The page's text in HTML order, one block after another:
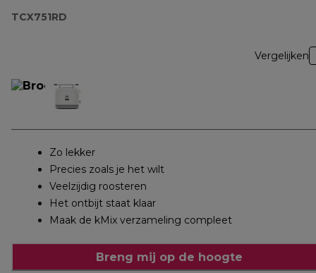
TCX751RD
Vergelijken
Zo lekker
Precies zoals je het wilt
Veelzijdig roosteren
Het ontbijt staat klaar
Maak de kMix verzameling compleet
Breng mij op de hoogte